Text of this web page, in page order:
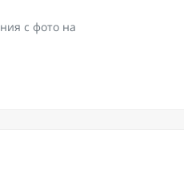
с фото на